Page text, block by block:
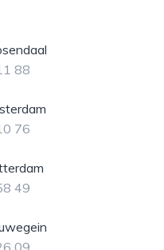
88
76
49